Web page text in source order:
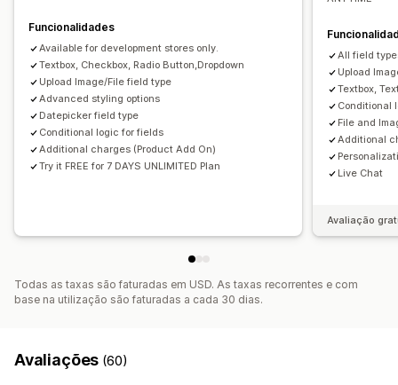
Funcionalidades
Available for development stores only.
Textbox, Checkbox, Radio Button,Dropdown
Upload Image/File field type
Advanced styling options
Datepicker field type
Conditional logic for fields
Additional charges (Product Add On)
Try it FREE for 7 DAYS UNLIMITED Plan
All field
Upload
Textbox,
Conditional
File and
Additional
Live Chat
Avaliação
Todas as taxas são faturadas em USD. As taxas recorrentes e com
base na utilização são faturadas a cada 30 dias.
Avaliações (60)